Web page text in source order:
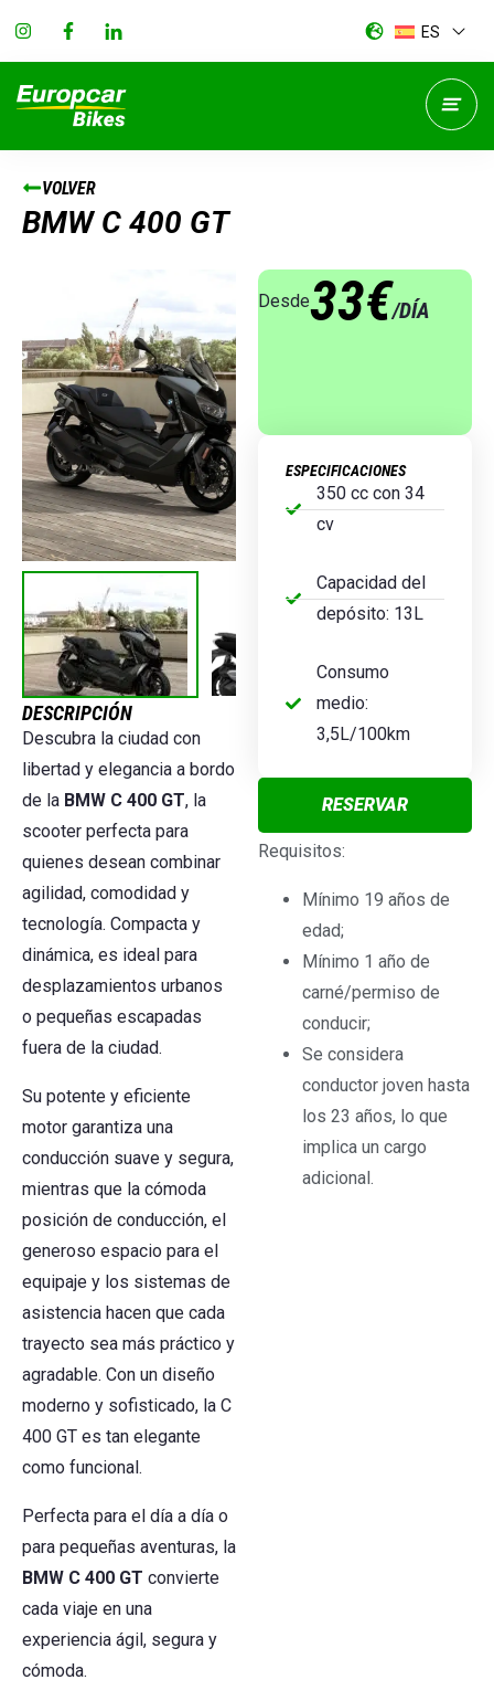
ES
VOLVER
BMW C 400 GT
DESCRIPCIÓN
Descubra la ciudad con
libertad y elegancia a bordo
de la BMW C 400 GT, la
scooter perfecta para
quienes desean combinar
agilidad, comodidad y
tecnología. Compacta y
dinámica, es ideal para
desplazamientos urbanos
o pequeñas escapadas
fuera de la ciudad.
Su potente y eficiente
motor garantiza una
conducción suave y segura,
mientras que la cómoda
posición de conducción, el
generoso espacio para el
equipaje y los sistemas de
asistencia hacen que cada
trayecto sea más práctico y
agradable. Con un diseño
moderno y sofisticado, la C
400 GT es tan elegante
como funcional.
Perfecta para el día a día o
para pequeñas aventuras, la
BMW C 400 GT convierte
cada viaje en una
experiencia ágil, segura y
cómoda.
Desde33€/DÍA
ESPECIFICACIONES
350 cc con 34
cv
Capacidad del
depósito: 13L
Consumo
medio:
3,5L/100km
RESERVAR
Requisitos:
Mínimo 19 años de
edad;
Mínimo 1 año de
carné/permiso de
conducir;
Se considera
conductor joven hasta
los 23 años, lo que
implica un cargo
adicional.